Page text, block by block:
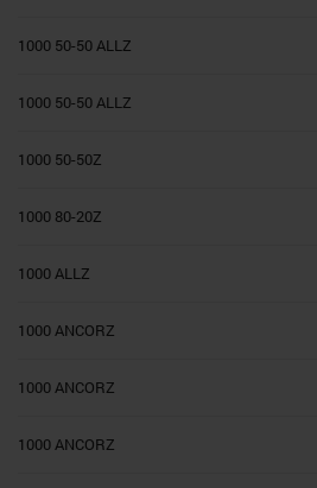
1000 50-50 ALLZ
1000 50-50 ALLZ
1000 50-50Z
1000 80-20Z
1000 ALLZ
1000 ANCORZ
1000 ANCORZ
1000 ANCORZ